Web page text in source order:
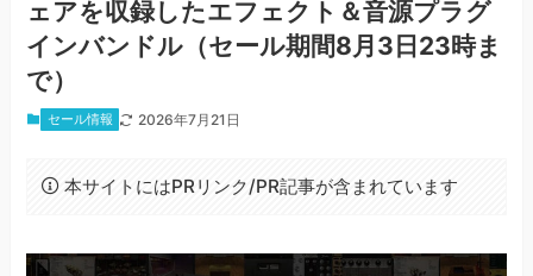
ェアを収録したエフェクト＆音源プラグ
インバンドル（セール期間8月3日23時ま
で）
セール情報 2026年7月21日
本サイトにはPRリンク/PR記事が含まれています